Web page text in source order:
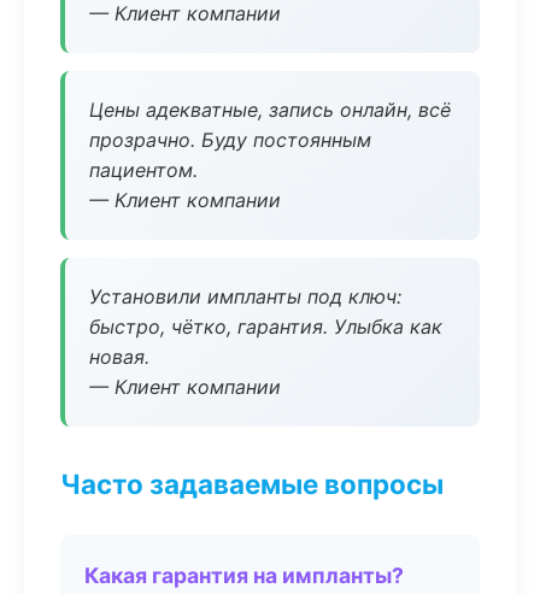
— Клиент компании
Цены адекватные, запись онлайн, всё
прозрачно. Буду постоянным
пациентом.
— Клиент компании
Установили импланты под ключ:
быстро, чётко, гарантия. Улыбка как
новая.
— Клиент компании
Часто задаваемые вопросы
Какая гарантия на импланты?